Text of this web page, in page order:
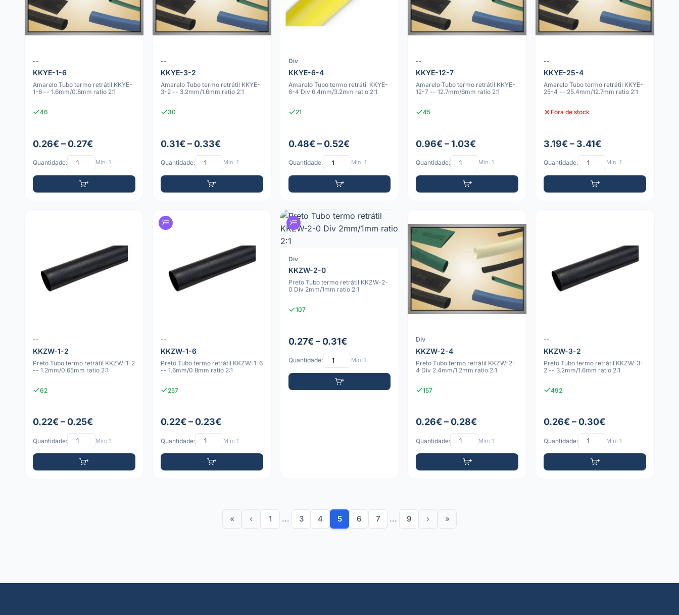
--
KKYE-1-6
Amarelo Tubo termo retrátil KKYE-
1-6 -- 1.6mm/0.8mm ratio 2:1
46
0.26€ – 0.27€
Quantidade: Mín: 1
--
KKYE-3-2
Amarelo Tubo termo retrátil KKYE-
3-2 -- 3.2mm/1.6mm ratio 2:1
30
0.31€ – 0.33€
Quantidade: Mín: 1
Div
KKYE-6-4
Amarelo Tubo termo retrátil KKYE-
6-4 Div 6.4mm/3.2mm ratio 2:1
21
0.48€ – 0.52€
Quantidade: Mín: 1
--
KKYE-12-7
Amarelo Tubo termo retrátil KKYE-
12-7 -- 12.7mm/6mm ratio 2:1
45
0.96€ – 1.03€
Quantidade: Mín: 1
--
KKYE-25-4
Amarelo Tubo termo retrátil KKYE-
25-4 -- 25.4mm/12.7mm ratio 2:1
Fora de stock
3.19€ – 3.41€
Quantidade: Mín: 1
--
KKZW-1-2
Preto Tubo termo retrátil KKZW-1-2
-- 1.2mm/0.65mm ratio 2:1
62
0.22€ – 0.25€
Quantidade: Mín: 1
--
KKZW-1-6
Preto Tubo termo retrátil KKZW-1-6
-- 1.6mm/0.8mm ratio 2:1
257
0.22€ – 0.23€
Quantidade: Mín: 1
Div
KKZW-2-0
Preto Tubo termo retrátil KKZW-2-
0 Div 2mm/1mm ratio 2:1
107
0.27€ – 0.31€
Quantidade: Mín: 1
Div
KKZW-2-4
Preto Tubo termo retrátil KKZW-2-
4 Div 2.4mm/1.2mm ratio 2:1
157
0.26€ – 0.28€
Quantidade: Mín: 1
--
KKZW-3-2
Preto Tubo termo retrátil KKZW-3-
2 -- 3.2mm/1.6mm ratio 2:1
492
0.26€ – 0.30€
Quantidade: Mín: 1
« ‹ 1 ... 3 4 5 6 7 ... 9 › »